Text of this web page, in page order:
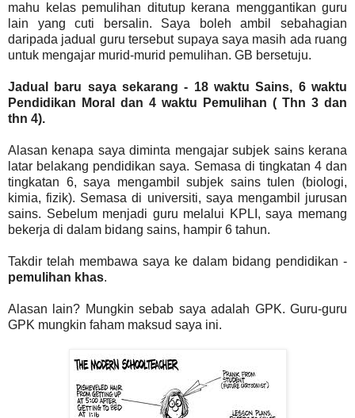
mahu kelas pemulihan ditutup kerana menggantikan guru
lain yang cuti bersalin. Saya boleh ambil sebahagian
daripada jadual guru tersebut supaya saya masih ada ruang
untuk mengajar murid-murid pemulihan. GB bersetuju.
Jadual baru saya sekarang - 18 waktu Sains, 6 waktu
Pendidikan Moral dan 4 waktu Pemulihan ( Thn 3 dan
thn 4).
Alasan kenapa saya diminta mengajar subjek sains kerana
latar belakang pendidikan saya. Semasa di tingkatan 4 dan
tingkatan 6, saya mengambil subjek sains tulen (biologi,
kimia, fizik). Semasa di universiti, saya mengambil jurusan
sains. Sebelum menjadi guru melalui KPLI, saya memang
bekerja di dalam bidang sains, hampir 6 tahun.
Takdir telah membawa saya ke dalam bidang pendidikan -
pemulihan khas.
Alasan lain? Mungkin sebab saya adalah GPK. Guru-guru
GPK mungkin faham maksud saya ini.